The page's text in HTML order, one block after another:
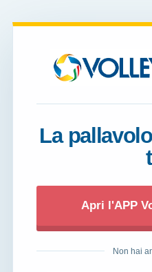
La
Apri l'APP
Non hai